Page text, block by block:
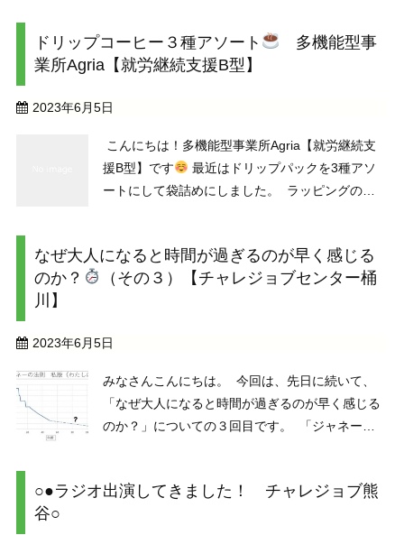
広げて会話を楽しまれるメンバーさんたちの姿が
見られました。 ...
ドリップコーヒー３種アソート
多機能型事
業所Agria【就労継続支援B型】
2023年6月5日
こんにちは！多機能型事業所Agria【就労継続支
援B型】です
最近はドリップパックを3種アソ
ートにして袋詰めにしました。 ラッピングの作
が苦手な方は作業を分担で。３種の組み合 ...
なぜ大人になると時間が過ぎるのが早く感じる
のか？
（その３）【チャレジョブセンター桶
川】
2023年6月5日
みなさんこんにちは。 今回は、先日に続いて、
「なぜ大人になると時間が過ぎるのが早く感じる
のか？」についての３回目です。 「ジャネーの
じる時間の長さ（心理的長さ）は年齢に反比例す
○●ラジオ出演してきました！ チャレジョブ熊
谷○